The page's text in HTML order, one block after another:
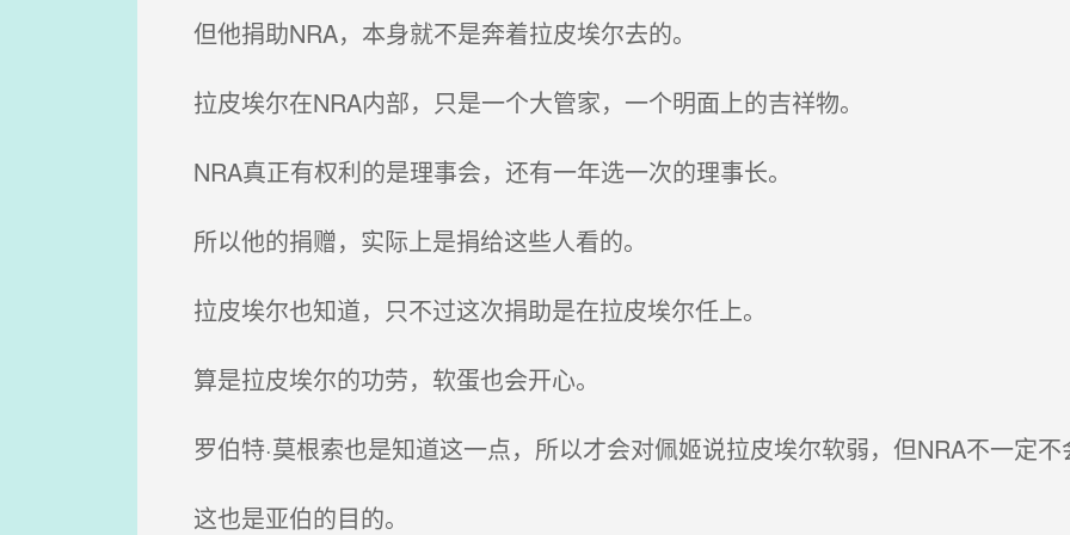
但他捐助NRA，本身就不是奔着拉皮埃尔去的。
拉皮埃尔在NRA内部，只是一个大管家，一个明面上的吉祥物。
NRA真正有权利的是理事会，还有一年选一次的理事长。
所以他的捐赠，实际上是捐给这些人看的。
拉皮埃尔也知道，只不过这次捐助是在拉皮埃尔任上。
算是拉皮埃尔的功劳，软蛋也会开心。
罗伯特·莫根索也是知道这一点，所以才会对佩姬说拉皮埃尔软弱，但NRA不一定不
这也是亚伯的目的。